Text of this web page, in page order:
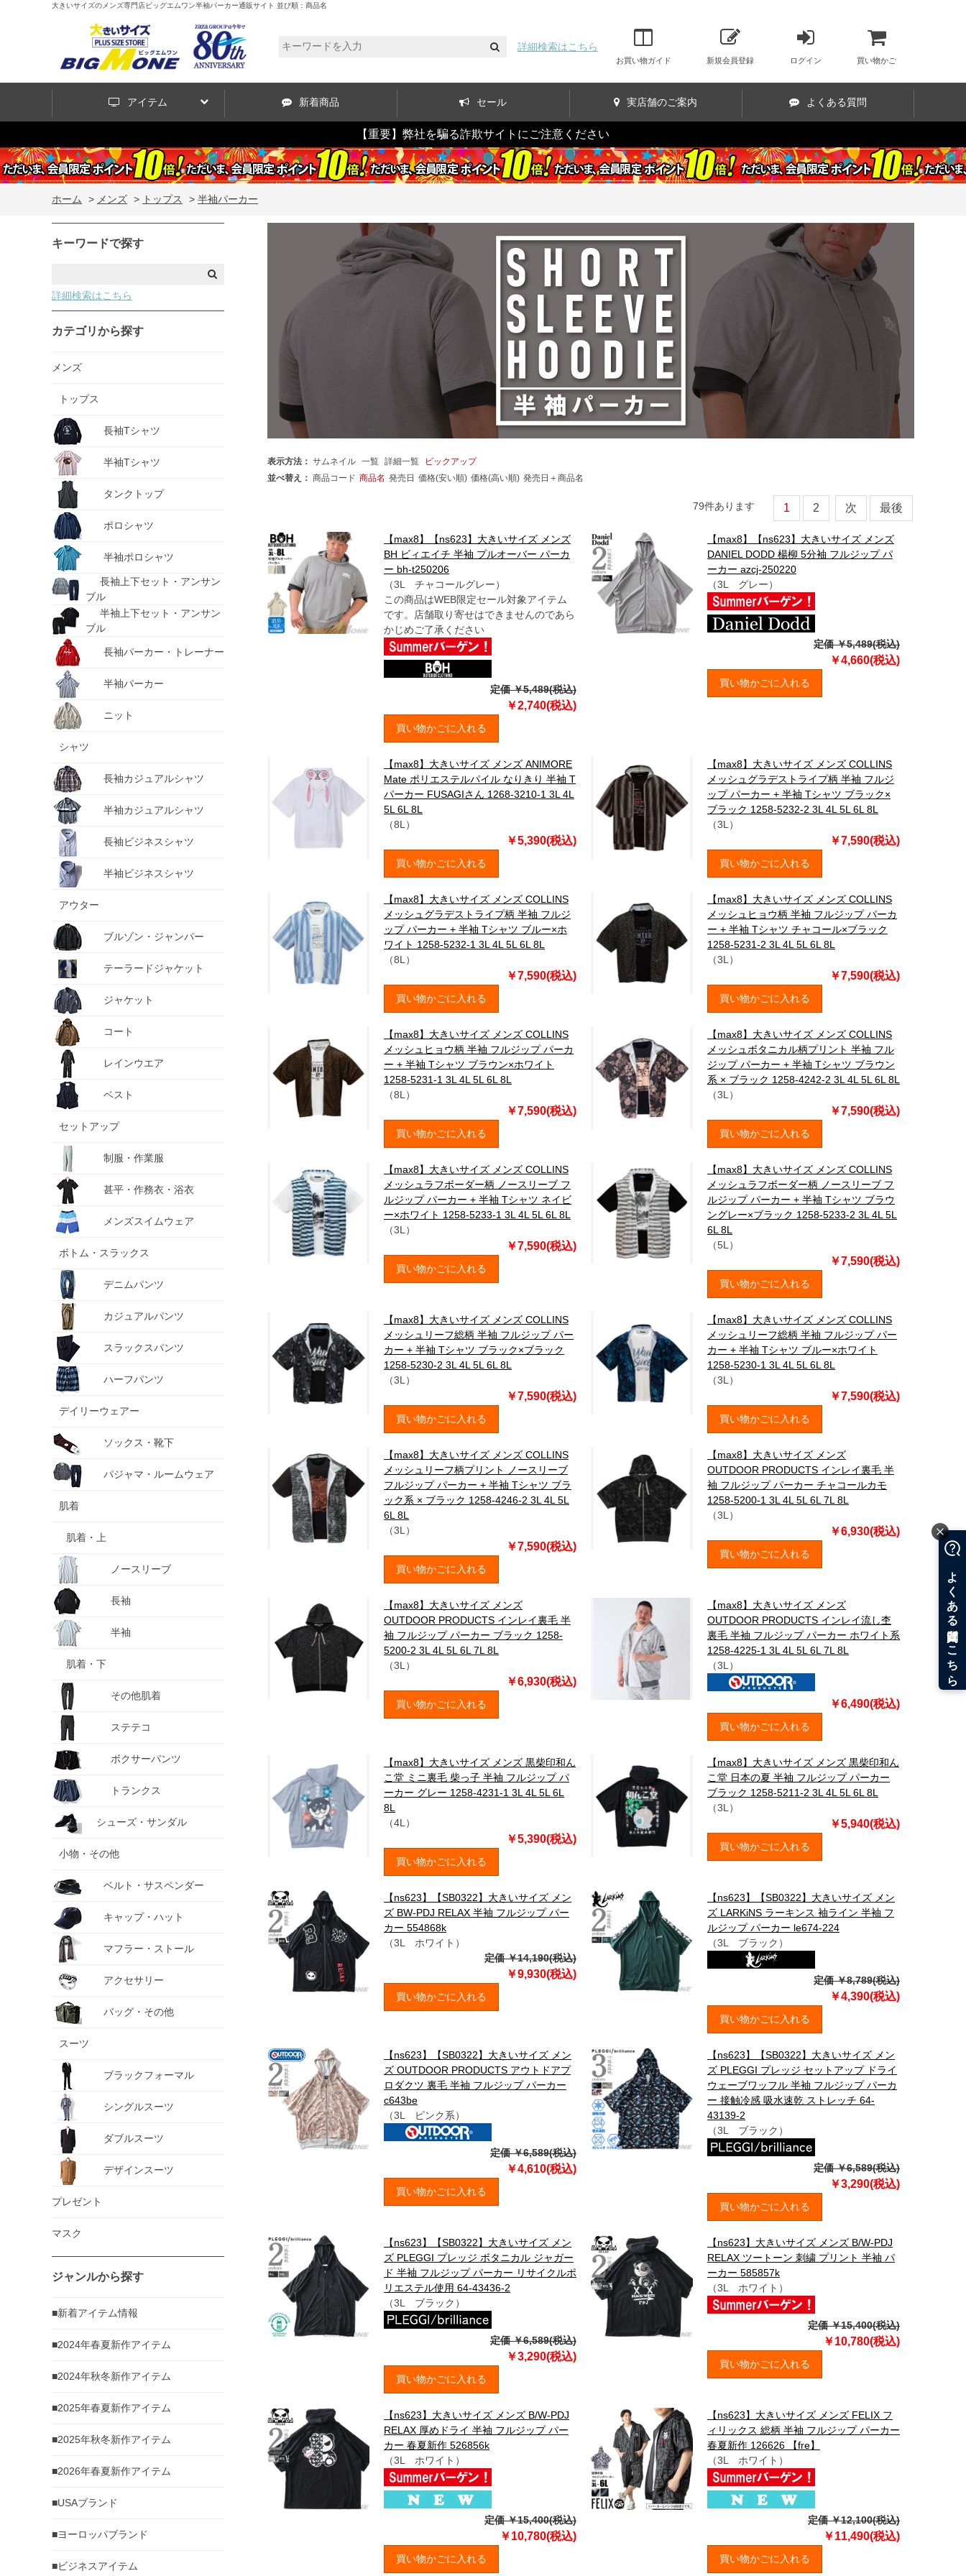
大きいサイズのメンズ専門店ビッグエムワン半袖パーカー通販サイト 並び順：商品名
詳細検索はこちら
お買い物ガイド 新規会員登録 ログイン 買い物かご
アイテム 新着商品 セール 実店舗のご案内 よくある質問
【重要】弊社を騙る詐欺サイトにご注意ください
ホーム > メンズ > トップス > 半袖パーカー
キーワードで探す
詳細検索はこちら
カテゴリから探す
メンズ
トップス
長袖Tシャツ
半袖Tシャツ
タンクトップ
ポロシャツ
半袖ポロシャツ
長袖上下セット・アンサン
ブル
半袖上下セット・アンサン
ブル
長袖パーカー・トレーナー
半袖パーカー
ニット
シャツ
長袖カジュアルシャツ
半袖カジュアルシャツ
長袖ビジネスシャツ
半袖ビジネスシャツ
アウター
ブルゾン・ジャンパー
テーラードジャケット
ジャケット
コート
レインウエア
ベスト
セットアップ
制服・作業服
甚平・作務衣・浴衣
メンズスイムウェア
ボトム・スラックス
デニムパンツ
カジュアルパンツ
スラックスパンツ
ハーフパンツ
デイリーウェアー
ソックス・靴下
パジャマ・ルームウェア
肌着
肌着・上
ノースリーブ
長袖
半袖
肌着・下
その他肌着
ステテコ
ボクサーパンツ
トランクス
シューズ・サンダル
小物・その他
ベルト・サスペンダー
キャップ・ハット
マフラー・ストール
アクセサリー
バッグ・その他
スーツ
ブラックフォーマル
シングルスーツ
ダブルスーツ
デザインスーツ
プレゼント
マスク
ジャンルから探す
■新着アイテム情報
■2024年春夏新作アイテム
■2024年秋冬新作アイテム
■2025年春夏新作アイテム
■2025年秋冬新作アイテム
■2026年春夏新作アイテム
■USAブランド
■ヨーロッパブランド
■ビジネスアイテム
表示方法： サムネイル 一覧 詳細一覧
ピックアップ
並べ替え： 商品コード 商品名 発売日 価格(安い順) 価格(高い順) 発売日＋商品名
79件あります 1 2 次 最後
【max8】【ns623】大きいサイズ メンズ
BH ビィエイチ 半袖 プルオーバー パーカ
ー bh-t250206
（3L チャコールグレー）
この商品はWEB限定セール対象アイテム
です。店舗取り寄せはできませんのであら
かじめご了承ください
定価 ￥5,489(税込)
￥2,740(税込)
買い物かごに入れる
【max8】【ns623】大きいサイズ メンズ
DANIEL DODD 楊柳 5分袖 フルジップ パ
ーカー azcj-250220
（3L グレー）
定価 ￥5,489(税込)
￥4,660(税込)
買い物かごに入れる
【max8】大きいサイズ メンズ ANIMORE
Mate ポリエステルパイル なりきり 半袖 T
パーカー FUSAGIさん 1268-3210-1 3L 4L
5L 6L 8L
（8L）
￥5,390(税込)
買い物かごに入れる
【max8】大きいサイズ メンズ COLLINS
メッシュグラデストライプ柄 半袖 フルジ
ップ パーカー + 半袖 Tシャツ ブラック×
ブラック 1258-5232-2 3L 4L 5L 6L 8L
（3L）
￥7,590(税込)
買い物かごに入れる
【max8】大きいサイズ メンズ COLLINS
メッシュグラデストライプ柄 半袖 フルジ
ップ パーカー + 半袖 Tシャツ ブルー×ホ
ワイト 1258-5232-1 3L 4L 5L 6L 8L
（8L）
￥7,590(税込)
買い物かごに入れる
【max8】大きいサイズ メンズ COLLINS
メッシュヒョウ柄 半袖 フルジップ パーカ
ー + 半袖 Tシャツ チャコール×ブラック
1258-5231-2 3L 4L 5L 6L 8L
（3L）
￥7,590(税込)
買い物かごに入れる
【max8】大きいサイズ メンズ COLLINS
メッシュヒョウ柄 半袖 フルジップ パーカ
ー + 半袖 Tシャツ ブラウン×ホワイト
1258-5231-1 3L 4L 5L 6L 8L
（8L）
￥7,590(税込)
買い物かごに入れる
【max8】大きいサイズ メンズ COLLINS
メッシュボタニカル柄プリント 半袖 フル
ジップ パーカー + 半袖 Tシャツ ブラウン
系 × ブラック 1258-4242-2 3L 4L 5L 6L 8L
（3L）
￥7,590(税込)
買い物かごに入れる
【max8】大きいサイズ メンズ COLLINS
メッシュラフボーダー柄 ノースリーブ フ
ルジップ パーカー + 半袖 Tシャツ ネイビ
ー×ホワイト 1258-5233-1 3L 4L 5L 6L 8L
（3L）
￥7,590(税込)
買い物かごに入れる
【max8】大きいサイズ メンズ COLLINS
メッシュラフボーダー柄 ノースリーブ フ
ルジップ パーカー + 半袖 Tシャツ ブラウ
ングレー×ブラック 1258-5233-2 3L 4L 5L
6L 8L
（5L）
￥7,590(税込)
買い物かごに入れる
【max8】大きいサイズ メンズ COLLINS
メッシュリーフ総柄 半袖 フルジップ パー
カー + 半袖 Tシャツ ブラック×ブラック
1258-5230-2 3L 4L 5L 6L 8L
（3L）
￥7,590(税込)
買い物かごに入れる
【max8】大きいサイズ メンズ COLLINS
メッシュリーフ総柄 半袖 フルジップ パー
カー + 半袖 Tシャツ ブルー×ホワイト
1258-5230-1 3L 4L 5L 6L 8L
（3L）
￥7,590(税込)
買い物かごに入れる
【max8】大きいサイズ メンズ COLLINS
メッシュリーフ柄プリント ノースリーブ
フルジップ パーカー + 半袖 Tシャツ ブラ
ック系 × ブラック 1258-4246-2 3L 4L 5L
6L 8L
（3L）
￥7,590(税込)
買い物かごに入れる
【max8】大きいサイズ メンズ
OUTDOOR PRODUCTS インレイ裏毛 半
袖 フルジップ パーカー チャコールカモ
1258-5200-1 3L 4L 5L 6L 7L 8L
（3L）
￥6,930(税込)
買い物かごに入れる
【max8】大きいサイズ メンズ
OUTDOOR PRODUCTS インレイ裏毛 半
袖 フルジップ パーカー ブラック 1258-
5200-2 3L 4L 5L 6L 7L 8L
（3L）
￥6,930(税込)
買い物かごに入れる
【max8】大きいサイズ メンズ
OUTDOOR PRODUCTS インレイ流し杢
裏毛 半袖 フルジップ パーカー ホワイト系
1258-4225-1 3L 4L 5L 6L 7L 8L
（3L）
￥6,490(税込)
買い物かごに入れる
【max8】大きいサイズ メンズ 黒柴印和ん
こ堂 ミニ裏毛 柴っ子 半袖 フルジップ パ
ーカー グレー 1258-4231-1 3L 4L 5L 6L
8L
（4L）
￥5,390(税込)
買い物かごに入れる
【max8】大きいサイズ メンズ 黒柴印和ん
こ堂 日本の夏 半袖 フルジップ パーカー
ブラック 1258-5211-2 3L 4L 5L 6L 8L
（3L）
￥5,940(税込)
買い物かごに入れる
【ns623】【SB0322】大きいサイズ メン
ズ BW-PDJ RELAX 半袖 フルジップ パー
カー 554868k
（3L ホワイト）
定価 ￥14,190(税込)
￥9,930(税込)
買い物かごに入れる
【ns623】【SB0322】大きいサイズ メン
ズ LARKiNS ラーキンス 袖ライン 半袖 フ
ルジップ パーカー le674-224
（3L ブラック）
定価 ￥8,789(税込)
￥4,390(税込)
買い物かごに入れる
【ns623】【SB0322】大きいサイズ メン
ズ OUTDOOR PRODUCTS アウトドアプ
ロダクツ 裏毛 半袖 フルジップ パーカー
c643be
（3L ピンク系）
定価 ￥6,589(税込)
￥4,610(税込)
買い物かごに入れる
【ns623】【SB0322】大きいサイズ メン
ズ PLEGGI プレッジ セットアップ ドライ
ウェーブワッフル 半袖 フルジップ パーカ
ー 接触冷感 吸水速乾 ストレッチ 64-
43139-2
（3L ブラック）
定価 ￥6,589(税込)
￥3,290(税込)
買い物かごに入れる
【ns623】【SB0322】大きいサイズ メン
ズ PLEGGI プレッジ ボタニカル ジャガー
ド 半袖 フルジップ パーカー リサイクルポ
リエステル使用 64-43436-2
（3L ブラック）
定価 ￥6,589(税込)
￥3,290(税込)
買い物かごに入れる
【ns623】大きいサイズ メンズ B/W-PDJ
RELAX ツートーン 刺繍 プリント 半袖 パ
ーカー 585857k
（3L ホワイト）
定価 ￥15,400(税込)
￥10,780(税込)
買い物かごに入れる
【ns623】大きいサイズ メンズ B/W-PDJ
RELAX 厚めドライ 半袖 フルジップ パー
カー 春夏新作 526856k
（3L ホワイト）
定価 ￥15,400(税込)
￥10,780(税込)
買い物かごに入れる
【ns623】大きいサイズ メンズ FELIX フ
ィリックス 総柄 半袖 フルジップ パーカー
春夏新作 126626 【fre】
（3L ホワイト）
定価 ￥12,100(税込)
￥11,490(税込)
買い物かごに入れる